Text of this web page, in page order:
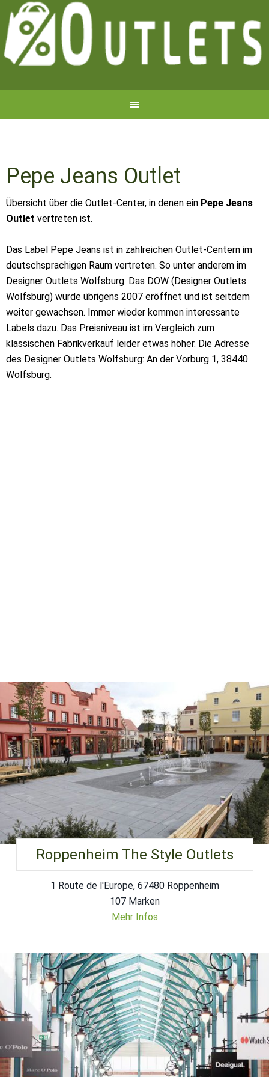
Pepe Jeans Outlet
Übersicht über die Outlet-Center, in denen ein Pepe Jeans
Outlet vertreten ist.
Das Label Pepe Jeans ist in zahlreichen Outlet-Centern im
deutschsprachigen Raum vertreten. So unter anderem im
Designer Outlets Wolfsburg. Das DOW (Designer Outlets
Wolfsburg) wurde übrigens 2007 eröffnet und ist seitdem
weiter gewachsen. Immer wieder kommen interessante
Labels dazu. Das Preisniveau ist im Vergleich zum
klassischen Fabrikverkauf leider etwas höher. Die Adresse
des Designer Outlets Wolfsburg: An der Vorburg 1, 38440
Wolfsburg.
Roppenheim The Style Outlets
1 Route de l'Europe, 67480 Roppenheim
107 Marken
Mehr Infos